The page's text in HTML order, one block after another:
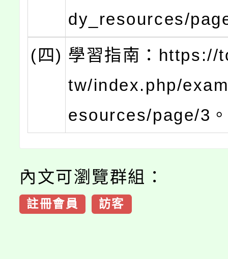
dy_resources/
(四) 學習指南：https://
tw/index.php/
esources/page/3
內文可瀏覽群組：
註冊會員 訪客